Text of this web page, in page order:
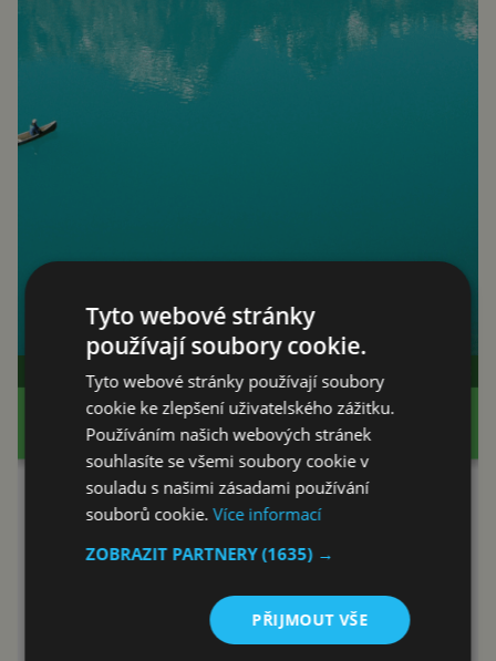
Tyto webové stránky
používají soubory cookie.
Tyto webové stránky používají soubory
cookie ke zlepšení uživatelského zážitku.
Používáním našich webových stránek
souhlasíte se všemi soubory cookie v
souladu s našimi zásadami používání
souborů cookie.Více informací
ZOBRAZIT PARTNERY(1635) →
PŘIJMOUT VŠE